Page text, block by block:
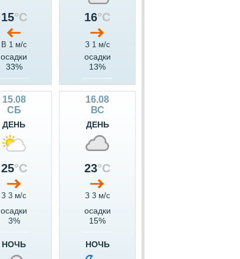
15°C
В 1 м/c
осадки
33%
16°C
З 1 м/c
осадки
13%
15.08
СБ
ДЕНЬ
25°C
З 3 м/c
осадки
3%
НОЧЬ
16.08
ВС
ДЕНЬ
23°C
З 3 м/c
осадки
15%
НОЧЬ